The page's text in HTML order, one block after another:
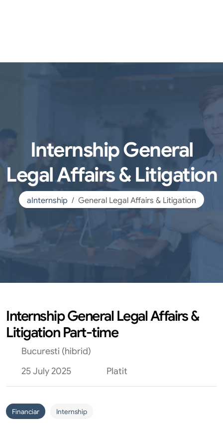
Internship General
Legal Affairs & Litigation
aInternship General Legal Affairs & Litigation
Internship General Legal Affairs &
Litigation Part-time
Bucuresti (hibrid)
25 July 2025
Platit
Financiar Internship